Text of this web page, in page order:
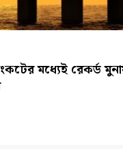
মধ্যেই রেকর্ড